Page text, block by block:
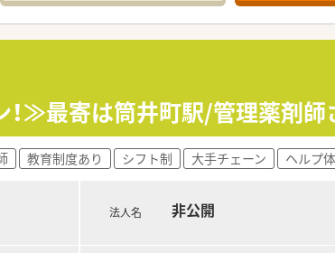
～130枚/日。
籍されており、事務さんも常時3～4名在籍され
外科, 皮膚科, 在宅(施設)幅広く対応しています
圏内にある施設を担当されています。
たい方
たい方
方
を1店舗運営されています。
設やクリニックの運営も行っています。
！≫最寄は筒井町駅/管理薬剤
教育制度あり シフト制 大手チェーン ヘルプ
法人名 非公開